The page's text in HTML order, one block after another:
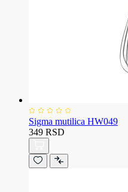
Sigma mutilica HW049
349 RSD